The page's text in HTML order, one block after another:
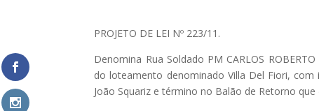
PROJETO DE LEI Nº 223/11.
Denomina Rua Soldado PM CARLOS
do loteamento denominado Villa Del Fiori,
João Squariz e término no Balão de Retorno